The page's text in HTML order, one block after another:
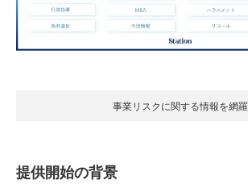
事業リスクに関する情報を網羅
提供開始の背景